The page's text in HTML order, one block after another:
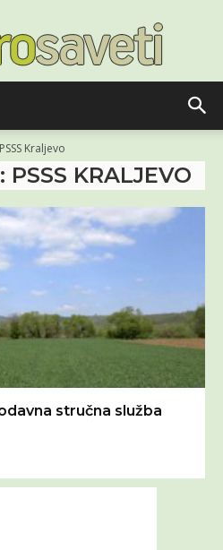
PSSS Kraljevo
PSSS KRALJEVO
stručna služba